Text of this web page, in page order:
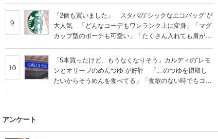
9
「2個も買いました」 スタバの“シックなエコバッグ”が
大人気 「どんなコーデもワンランク上に変身」「マグ
カップ型のポーチも可愛い」「たくさん入れても肩が痛
10
「5本買ったけど、もうなくなりそう」カルディの“レモ
ンとオリーブのめんつゆ”が好評 「このつゆを摂取し
たいからそうめんを食べてる」「食欲のない時でもコレ
で食べられる」
アンケート